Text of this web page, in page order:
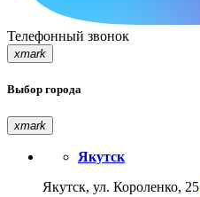
Телефонный звонок
xmark
Выбор города
xmark
Якутск
Якутск, ул. Короленко, 25